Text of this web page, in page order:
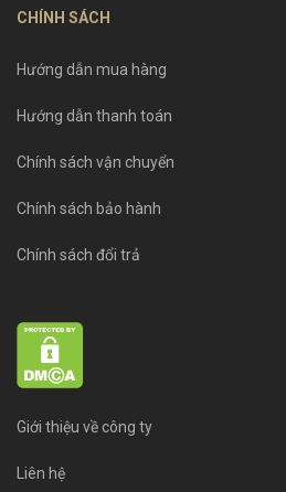
CHÍNH SÁCH
Hướng dẫn mua hàng
Hướng dẫn thanh toán
Chính sách vận chuyển
Chính sách bảo hành
Chính sách đổi trả
Giới thiệu về công ty
Liên hệ